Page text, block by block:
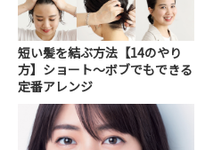
短い髪を結ぶ方法【14のやり
方】ショート～ボブでもできる
定番アレンジ